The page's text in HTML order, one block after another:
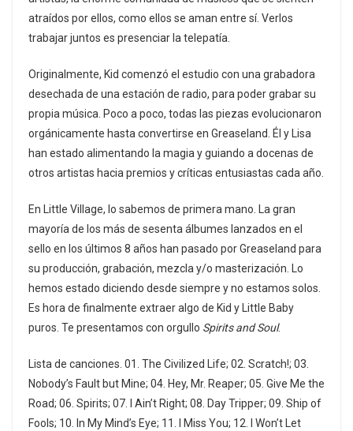
atraídos por ellos, como ellos se aman entre sí. Verlos
trabajar juntos es presenciar la telepatía.
Originalmente, Kid comenzó el estudio con una grabadora
desechada de una estación de radio, para poder grabar su
propia música. Poco a poco, todas las piezas evolucionaron
orgánicamente hasta convertirse en Greaseland. Él y Lisa
han estado alimentando la magia y guiando a docenas de
otros artistas hacia premios y críticas entusiastas cada año.
En Little Village, lo sabemos de primera mano. La gran
mayoría de los más de sesenta álbumes lanzados en el
sello en los últimos 8 años han pasado por Greaseland para
su producción, grabación, mezcla y/o masterización. Lo
hemos estado diciendo desde siempre y no estamos solos.
Es hora de finalmente extraer algo de Kid y Little Baby
puros. Te presentamos con orgullo Spirits and Soul.
Lista de canciones. 01. The Civilized Life; 02. Scratch!; 03.
Nobody’s Fault but Mine; 04. Hey, Mr. Reaper; 05. Give Me the
Road; 06. Spirits; 07. I Ain’t Right; 08. Day Tripper; 09. Ship of
Fools; 10. In My Mind’s Eye; 11. I Miss You; 12. I Won’t Let